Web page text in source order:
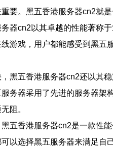
要。黑五香港服务器cn2就
器cn2以其卓越的性能著称
游戏，用户都能感受到黑五
，黑五香港服务器cn2还以其
务器采用了先进的服务器架
阻。
五香港服务器cn2是一款性
以选择黑五服务器来满足自